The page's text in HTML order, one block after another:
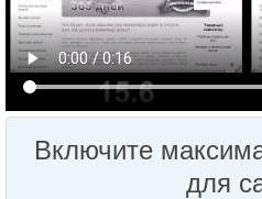
Включите
для